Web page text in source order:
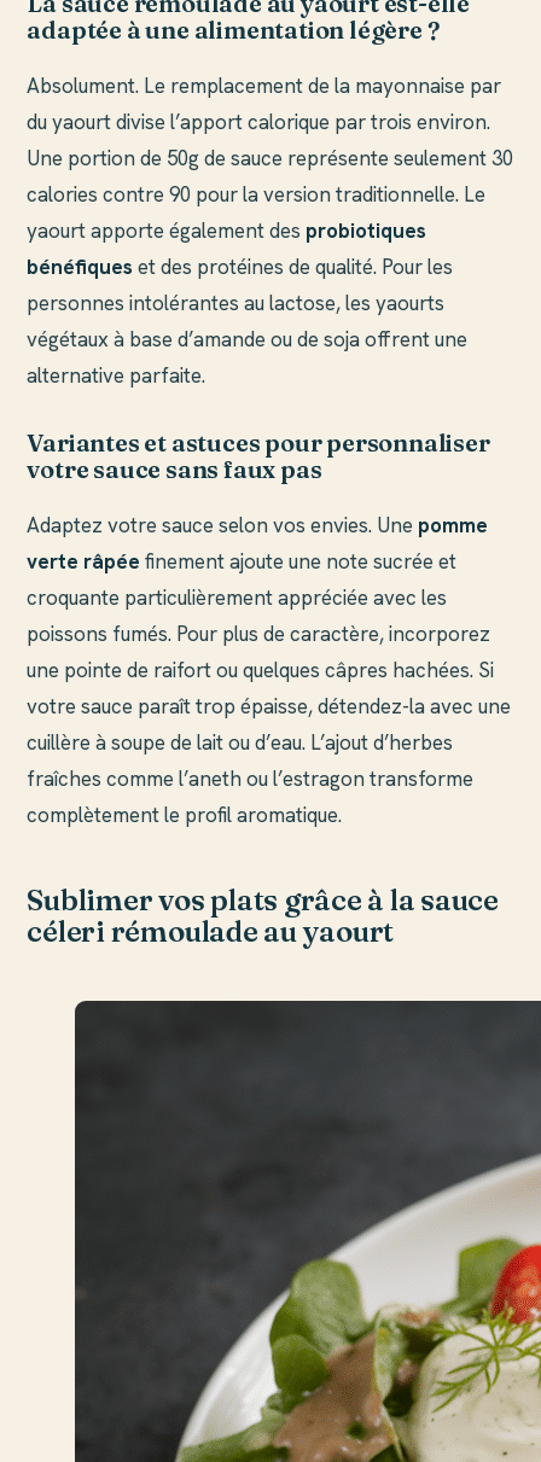
adaptée à une alimentation légère ?
Absolument. Le remplacement de la mayonnaise par
du yaourt divise l’apport calorique par trois environ.
Une portion de 50g de sauce représente seulement 30
calories contre 90 pour la version traditionnelle. Le
yaourt apporte également des probiotiques
bénéfiques et des protéines de qualité. Pour les
personnes intolérantes au lactose, les yaourts
végétaux à base d’amande ou de soja offrent une
alternative parfaite.
Variantes et astuces pour personnaliser
votre sauce sans faux pas
Adaptez votre sauce selon vos envies. Une pomme
verte râpée finement ajoute une note sucrée et
croquante particulièrement appréciée avec les
poissons fumés. Pour plus de caractère, incorporez
une pointe de raifort ou quelques câpres hachées. Si
votre sauce paraît trop épaisse, détendez-la avec une
cuillère à soupe de lait ou d’eau. L’ajout d’herbes
fraîches comme l’aneth ou l’estragon transforme
complètement le profil aromatique.
Sublimer vos plats grâce à la sauce
céleri rémoulade au yaourt